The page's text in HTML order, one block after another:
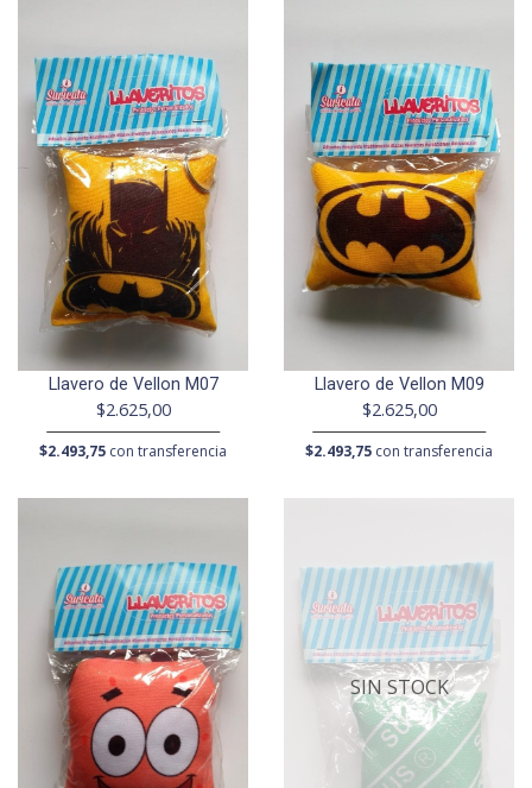
Llavero de Vellon M07
$2.625,00
$2.493,75 con transferencia
Llavero de Vellon M09
$2.625,00
$2.493,75 con transferencia
SIN STOCK